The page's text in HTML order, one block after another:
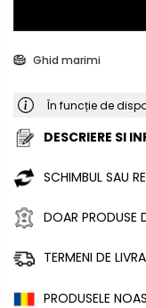
Ghid marimi
În funcție de
DESCRIERE SI
SCHIMBUL SAU
DOAR PRODUSE
TERMENI DE
PRODUSELE